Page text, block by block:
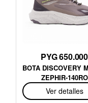
PYG 650.000
BOTA DISCOVERY
ZEPHIR-140RO
Ver detalles